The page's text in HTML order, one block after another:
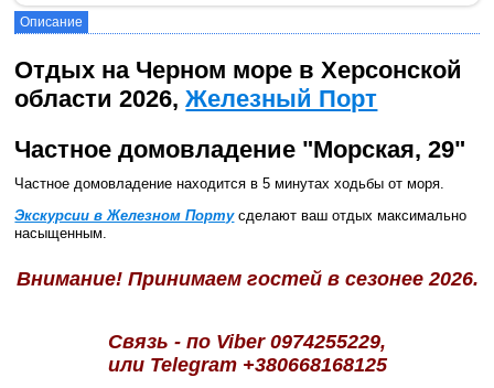
Описание
Отдых на Черном море в Херсонской
области 2026,Железный Порт
Частное домовладение "Морская, 29"
Частное домовладение находится в 5 минутах ходьбы от моря.
Экскурсии в Железном Портусделают ваш отдых максимально
насыщенным.
Внимание! Принимаем гостей в сезонее 2026.
Связь - по Viber 0974255229,
или Telegram +380668168125